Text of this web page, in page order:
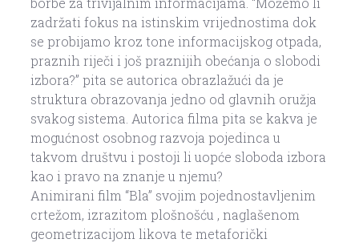
zadržati fokus na istinskim vrijednostima dok
se probijamo kroz tone informacijskog otpada,
praznih riječi i još praznijih obećanja o slobodi
izbora?” pita se autorica obrazlažući da je
struktura obrazovanja jedno od glavnih oružja
svakog sistema. Autorica filma pita se kakva je
mogućnost osobnog razvoja pojedinca u
takvom društvu i postoji li uopće sloboda izbora
kao i pravo na znanje u njemu?
Animirani film “Bla” svojim pojednostavljenim
crtežom, izrazitom plošnošću , naglašenom
geometrizacijom likova te metaforički